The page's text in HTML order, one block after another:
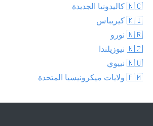
🇳🇨 كاليدونيا الجديدة
🇰🇮 كيريباس
🇳🇷 نورو
🇳🇿 نيوزيلندا
🇳🇺 نييوي
🇫🇲 ولايات ميكرونيسيا المتحدة